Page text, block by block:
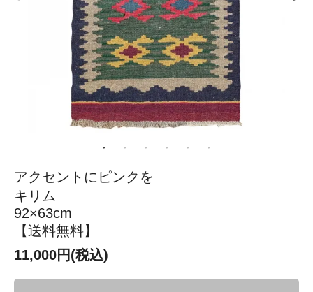
アクセントにピンクを
キリム
92×63cm
【送料無料】
11,000円(税込)